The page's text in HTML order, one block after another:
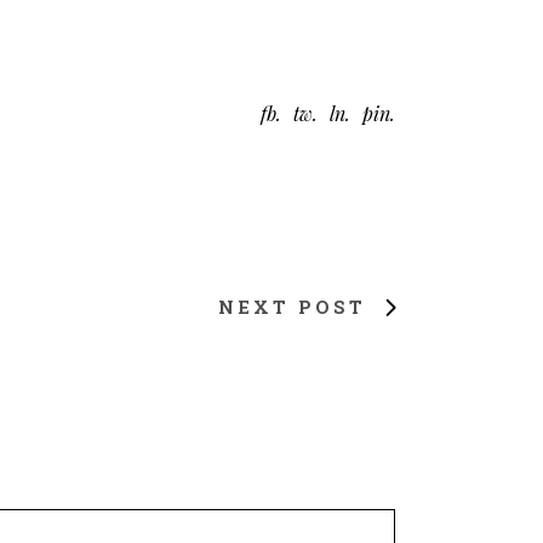
fb tw ln pin
NEXT POST